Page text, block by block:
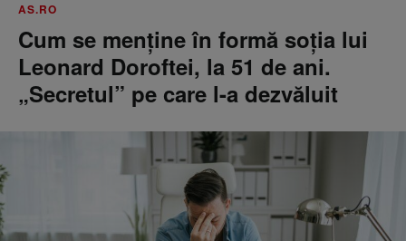
AS.RO
Cum se menţine în formă soţia lui
Leonard Doroftei, la 51 de ani.
„Secretul” pe care l-a dezvăluit